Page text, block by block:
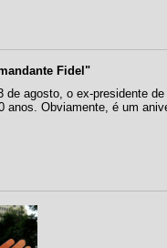
Fidel"
de agosto, o ex-presidente de
anos. Obviamente, é um